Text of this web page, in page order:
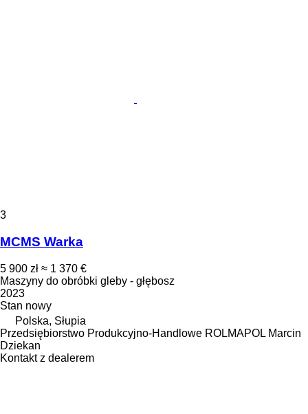
3
MCMS Warka
5 900 zł ≈ 1 370 €
Maszyny do obróbki gleby - głębosz
2023
Stan nowy
Polska, Słupia
Przedsiębiorstwo Produkcyjno-Handlowe ROLMAPOL Marcin
Dziekan
Kontakt z dealerem